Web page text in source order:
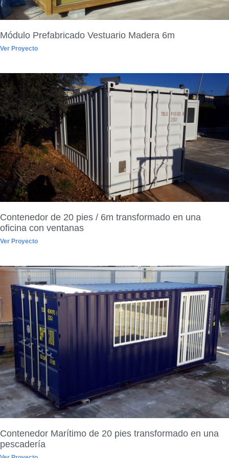
Módulo Prefabricado Vestuario Madera 6m
Ver Proyecto
Contenedor de 20 pies / 6m transformado en una
oficina con ventanas
Ver Proyecto
Contenedor Marítimo de 20 pies transformado en una
pescadería